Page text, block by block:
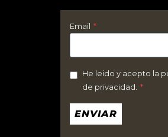
Email *
He leido y acepto la
de privacidad. *
ENVIAR